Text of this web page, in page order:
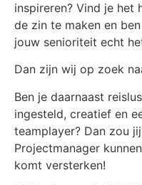
inspireren? Vind je het
de zin te maken en
jouw senioriteit echt
Dan zijn wij op zoek
Ben je daarnaast
ingesteld, creatief en
teamplayer? Dan zou
Projectmanager
komt versterken!